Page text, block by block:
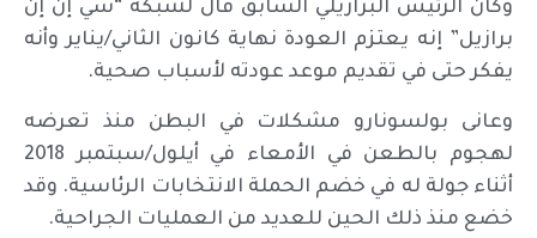
وكان الرئيس البرازيلي السابق قال لشبكة “سي إن إن
برازيل” إنه يعتزم العودة نهاية كانون الثاني/يناير وأنه
يفكر حتى في تقديم موعد عودته لأسباب صحية.
وعانى بولسونارو مشكلات في البطن منذ تعرضه
لهجوم بالطعن في الأمعاء في أيلول/سبتمبر 2018
أثناء جولة له في خضم الحملة الانتخابات الرئاسية. وقد
خضع منذ ذلك الحين للعديد من العمليات الجراحية.